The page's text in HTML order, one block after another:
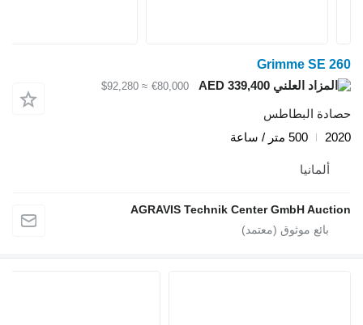
Grimme SE 260
€80,000
≈ $92,280
حصادة البطاطس
2020
500 متر / ساعة
ألمانيا
AGRAVIS Technik Center GmbH Auction